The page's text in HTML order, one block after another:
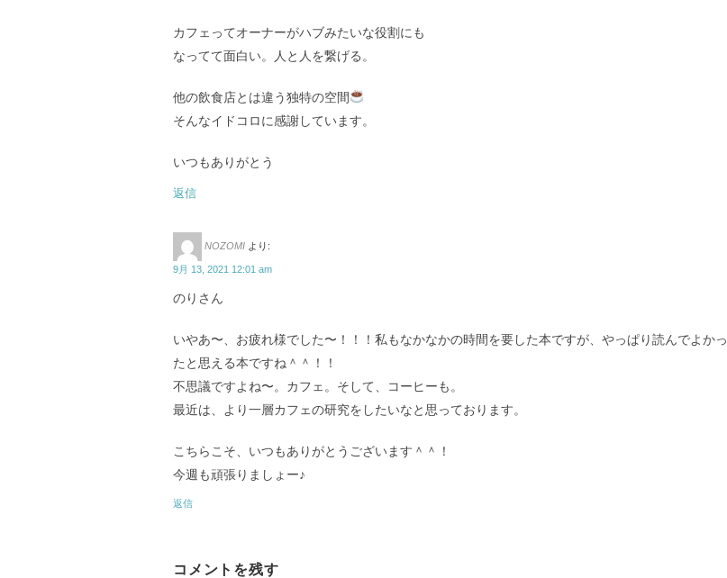
カフェってオーナーがハブみたいな役割にも
なってて面白い。人と人を繋げる。
他の飲食店とは違う独特の空間
そんなイドコロに感謝しています。
いつもありがとう
返信
NOZOMI より:
9月 13, 2021 12:01 am
のりさん
いやあ〜、お疲れ様でした〜！！！私もなかなかの時間を要した本ですが、やっぱり読んでよかっ
たと思える本ですね＾＾！！
不思議ですよね〜。カフェ。そして、コーヒーも。
最近は、より一層カフェの研究をしたいなと思っております。
こちらこそ、いつもありがとうございます＾＾！
今週も頑張りましょー♪
返信
コメントを残す